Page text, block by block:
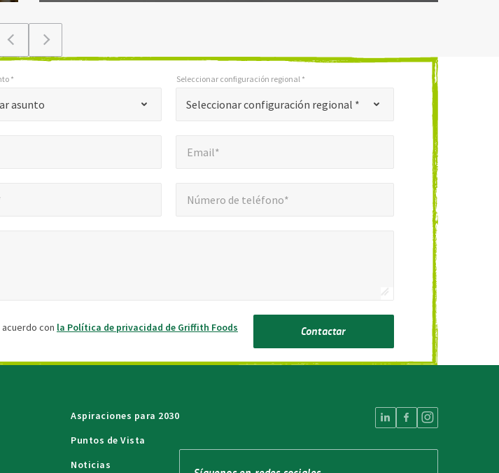
asunto
*
Seleccionar configuración regional *
Seleccionar configuración regional *
Email*
Número de teléfono*
con la Política de privacidad de Griffith Foods
Contactar
Aspiraciones para 2030
Puntos de Vista
Noticias